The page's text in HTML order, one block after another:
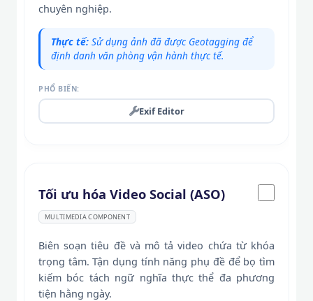
chuyên nghiệp.
Thực tế: Sử dụng ảnh đã được Geotagging để
định danh văn phòng vận hành thực tế.
PHỔ BIẾN:
Exif Editor
Tối ưu hóa Video Social (ASO)
MULTIMEDIA COMPONENT
Biên soạn tiêu đề và mô tả video chứa từ khóa
trọng tâm. Tận dụng tính năng phụ đề để bọ tìm
kiếm bóc tách ngữ nghĩa thực thể đa phương
tiện hằng ngày.